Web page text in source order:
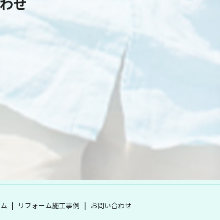
リフォーム施工事例 お問い合わせ